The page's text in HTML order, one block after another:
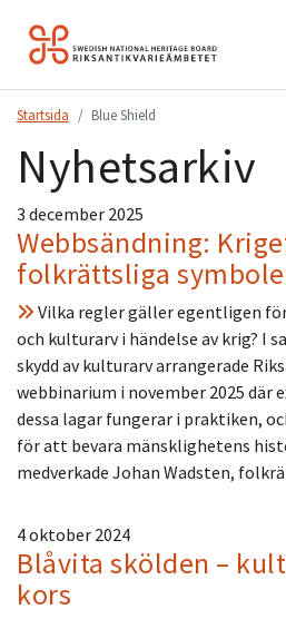
Hoppa
till
Startsida Blue Shield
Nyhetsarkiv
3 december 2025
Webbsändning:
folkrättsliga
Vilka regler gäller egentligen
och kulturarv i händelse av krig? I
skydd av kulturarv arrangerade
webbinarium i november 2025 där
dessa lagar fungerar i praktiken,
för att bevara mänsklighetens
medverkade Johan Wadsten,
4 oktober 2024
Blåvita skölden –
kors